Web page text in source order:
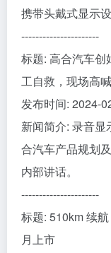
携带头戴式显示设
----------------------
标题: 高合汽车创
工自救，现场高
发布时间: 2024-
新闻简介: 录音
合汽车产品规划
内部讲话。
----------------------
标题: 510km 续
月上市